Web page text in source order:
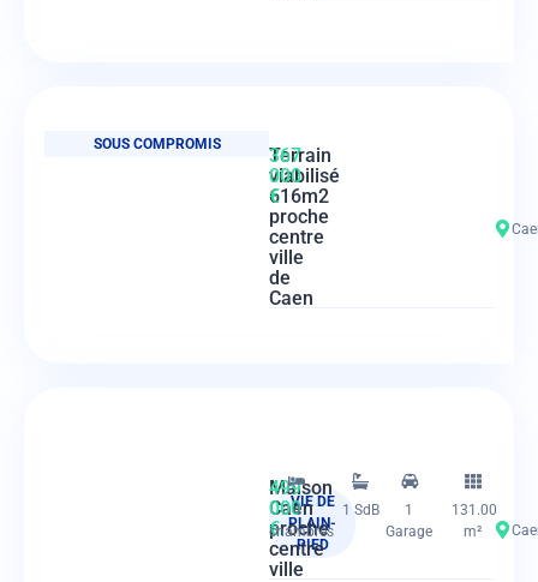
SOUS COMPROMIS
Terrain
viabilisé
616m2
proche
centre
ville
de
Caen
367
000
€
VIE DE
PLAIN-
PIED
Maison
Caen
proche
centre
ville
499
000
€
4
chambres
1 SdB
1
Garage
131.00
m²